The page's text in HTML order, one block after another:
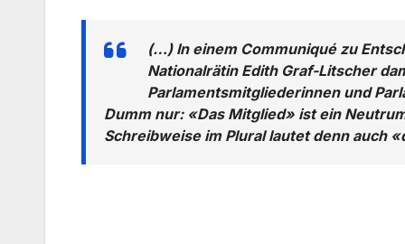
(…) In einem Communiqué zu
Nationalrätin Edith Graf-Litscher
Parlamentsmitgliederinnen und
Dumm nur: «Das Mitglied» ist ein
Schreibweise im Plural lautet denn auch